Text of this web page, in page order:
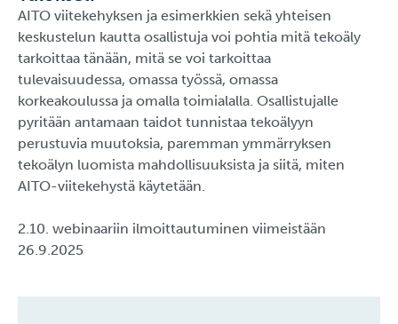
AITO viitekehyksen ja esimerkkien sekä yhteisen
keskustelun kautta osallistuja voi pohtia mitä tekoäly
tarkoittaa tänään, mitä se voi tarkoittaa
tulevaisuudessa, omassa työssä, omassa
korkeakoulussa ja omalla toimialalla. Osallistujalle
pyritään antamaan taidot tunnistaa tekoälyyn
perustuvia muutoksia, paremman ymmärryksen
tekoälyn luomista mahdollisuuksista ja siitä, miten
AITO-viitekehystä käytetään.
2.10. webinaariin ilmoittautuminen viimeistään
26.9.2025